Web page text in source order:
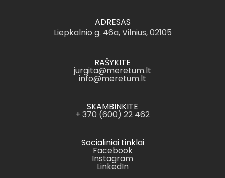
ADRESAS
Liepkalnio g. 46a, Vilnius, 02105
RAŠYKITE
jurgita@meretum.lt
info@meretum.lt
SKAMBINKITE
+ 370 (600) 22 462
Socialiniai tinklai
Facebook
Instagram
LinkedIn